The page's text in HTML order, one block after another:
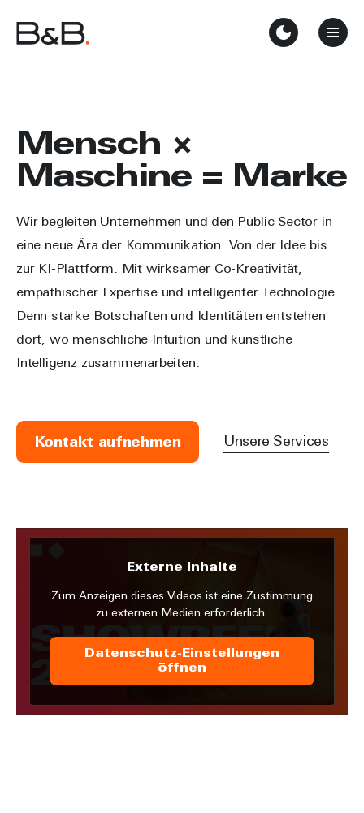
Mensch ×
Maschine = Marke
Wir begleiten Unternehmen und den Public Sector in
eine neue Ära der Kommunikation. Von der Idee bis
zur KI-Plattform. Mit wirksamer Co-Kreativität,
empathischer Expertise und intelligenter Technologie.
Denn starke Botschaften und Identitäten entstehen
dort, wo menschliche Intuition und künstliche
Intelligenz zusammenarbeiten.
Kontakt aufnehmen Unsere Services
Externe Inhalte
Zum Anzeigen dieses Videos ist eine Zustimmung
zu externen Medien erforderlich.
Datenschutz-Einstellungen
öffnen